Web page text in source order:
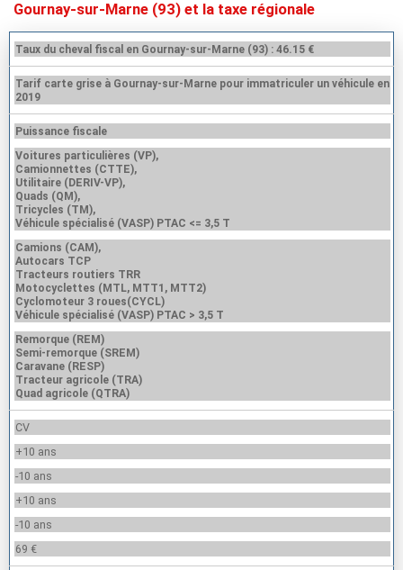
Gournay-sur-Marne (93) et la taxe régionale
Taux du cheval fiscal en Gournay-sur-Marne (93) : 46.15 €
Tarif carte grise à Gournay-sur-Marne pour immatriculer un véhicule en
2019
Puissance fiscale
Voitures particulières (VP),
Camionnettes (CTTE),
Utilitaire (DERIV-VP),
Quads (QM),
Tricycles (TM),
Véhicule spécialisé (VASP) PTAC <= 3,5 T
Camions (CAM),
Autocars TCP
Tracteurs routiers TRR
Motocyclettes (MTL, MTT1, MTT2)
Cyclomoteur 3 roues(CYCL)
Véhicule spécialisé (VASP) PTAC > 3,5 T
Remorque (REM)
Semi-remorque (SREM)
Caravane (RESP)
Tracteur agricole (TRA)
Quad agricole (QTRA)
CV
+10 ans
-10 ans
+10 ans
-10 ans
69 €